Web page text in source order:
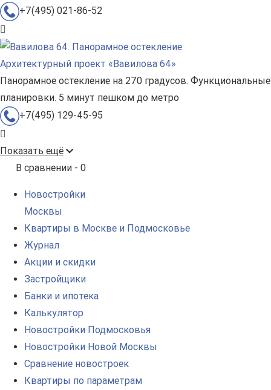
+7(495) 021-86-52
Архитектурный проект «Вавилова 64»
Панорамное остекление на 270 градусов. Функциональные
планировки. 5 минут пешком до метро
+7(495) 129-45-95
Показать ещё
В сравнении - 0
Новостройки
Москвы
Квартиры в Москве и Подмосковье
Журнал
Акции и скидки
Застройщики
Банки и ипотека
Калькулятор
Новостройки Подмосковья
Новостройки Новой Москвы
Сравнение новостроек
Квартиры по параметрам